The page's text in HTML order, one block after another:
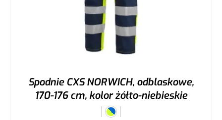
Spodnie CXS NORWICH, odblaskowe,
170-176 cm, kolor żółto-niebieskie